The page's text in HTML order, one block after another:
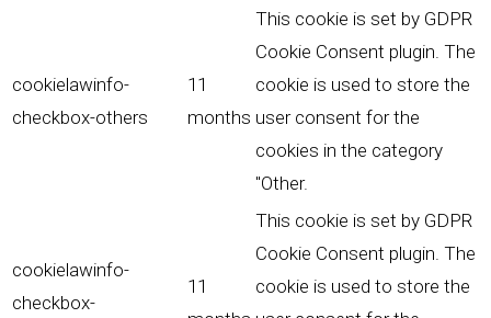
cookielawinfo-
checkbox-others
11
months
This cookie is set by GDPR
Cookie Consent plugin. The
cookie is used to store the
user consent for the
cookies in the category
"Other.
cookielawinfo-
checkbox-
11
This cookie is set by GDPR
Cookie Consent plugin. The
cookie is used to store the